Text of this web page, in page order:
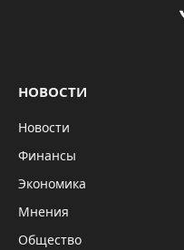
НОВОСТИ
Новости
Финансы
Экономика
Мнения
Общество